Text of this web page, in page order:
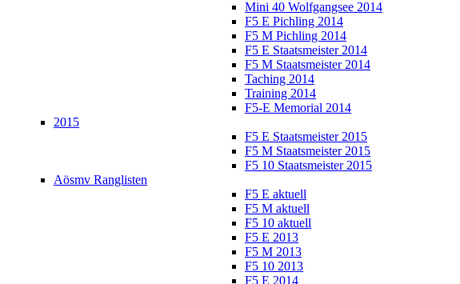
Mini 40 Wolfgangsee 2014
F5 E Pichling 2014
F5 M Pichling 2014
F5 E Staatsmeister 2014
F5 M Staatsmeister 2014
Taching 2014
Training 2014
F5-E Memorial 2014
2015
F5 E Staatsmeister 2015
F5 M Staatsmeister 2015
F5 10 Staatsmeister 2015
Aösmv Ranglisten
F5 E aktuell
F5 M aktuell
F5 10 aktuell
F5 E 2013
F5 M 2013
F5 10 2013
F5 E 2014